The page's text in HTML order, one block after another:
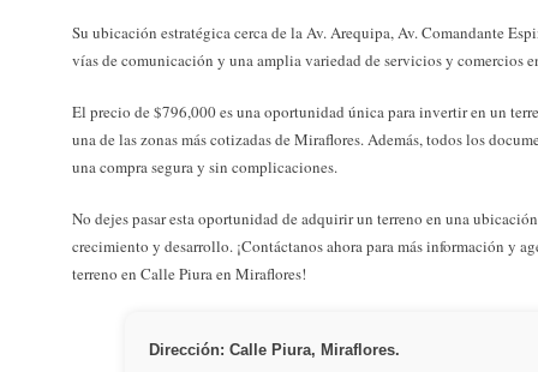
Su ubicación estratégica cerca de la Av. Arequipa, Av. Comandante
vías de comunicación y una amplia variedad de servicios y comercios
El precio de $796,000 es una oportunidad única para invertir en un
una de las zonas más cotizadas de Miraflores. Además, todos los
una compra segura y sin complicaciones.
No dejes pasar esta oportunidad de adquirir un terreno en una
crecimiento y desarrollo. ¡Contáctanos ahora para más información y
terreno en Calle Piura en Miraflores!
Dirección: Calle Piura, Miraflores.